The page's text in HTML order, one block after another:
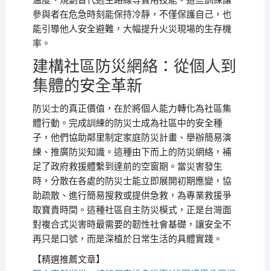
參與者在危急時刻能保持冷靜，不僅保護自己，也
能引導他人安全避難，大幅提升火災現場的生存機
率。
建構社區防災網絡：從個人到
集體的安全革新
防災士的真正價值，在於將個人能力轉化為社區集
體行動。完成訓練的防災士成為社區中的安全種
子，他們協助鄰里制定家庭防災計畫、舉辦簡易演
練、推廣防災知識。這種由下而上的防災網絡，補
足了政府救援體繫到達前的空窗期。當災害發生
時，分散在各處的防災士能立即展開初期應變，協
助疏散、進行簡易搜救或提供急救，為專業救援爭
取寶貴時間。這種社區自主防災模式，正是台灣面
對複合式災害時最需要的韌性社會基礎，讓安全不
再只是口號，而是深植於日常生活的具體實踐。
【精選推薦文章】